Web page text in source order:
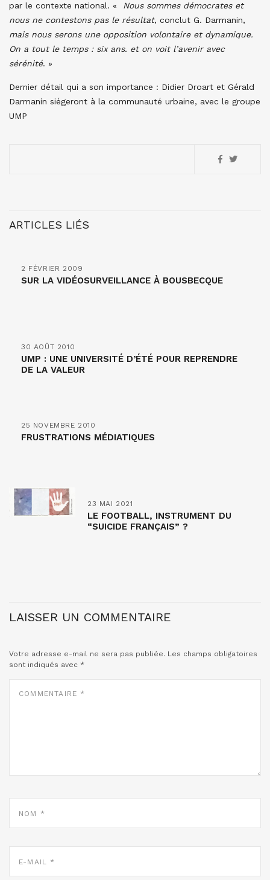
par le contexte national. «
Nous sommes démocrates et
nous ne contestons pas le résultat, conclut G. Darmanin,
mais nous serons une opposition volontaire et dynamique.
On a tout le temps : six ans. et on voit l’avenir avec
sérénité. »
Dernier détail qui a son importance : Didier Droart et Gérald
Darmanin siégeront à la communauté urbaine, avec le groupe
UMP
ARTICLES LIÉS
2 FÉVRIER 2009
SUR LA VIDÉOSURVEILLANCE À BOUSBECQUE
30 AOÛT 2010
UMP : UNE UNIVERSITÉ D’ÉTÉ POUR REPRENDRE
DE LA VALEUR
25 NOVEMBRE 2010
FRUSTRATIONS MÉDIATIQUES
23 MAI 2021
LE FOOTBALL, INSTRUMENT DU
“SUICIDE FRANÇAIS” ?
LAISSER UN COMMENTAIRE
Votre adresse e-mail ne sera pas publiée. Les champs obligatoires
sont indiqués avec *
MAIL